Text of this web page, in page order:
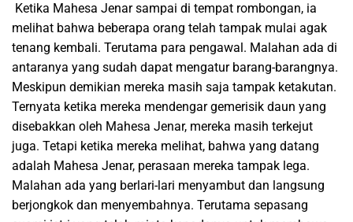
Ketika Mahesa Jenar sampai di tempat rombongan, ia
melihat bahwa beberapa orang telah tampak mulai agak
tenang kembali. Terutama para pengawal. Malahan ada di
antaranya yang sudah dapat mengatur barang-barangnya.
Meskipun demikian mereka masih saja tampak ketakutan.
Ternyata ketika mereka mendengar gemerisik daun yang
disebakkan oleh Mahesa Jenar, mereka masih terkejut
juga. Tetapi ketika mereka melihat, bahwa yang datang
adalah Mahesa Jenar, perasaan mereka tampak lega.
Malahan ada yang berlari-lari menyambut dan langsung
berjongkok dan menyembahnya. Terutama sepasang